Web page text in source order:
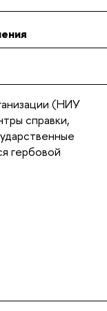
(НИУ
справки,
гербовой